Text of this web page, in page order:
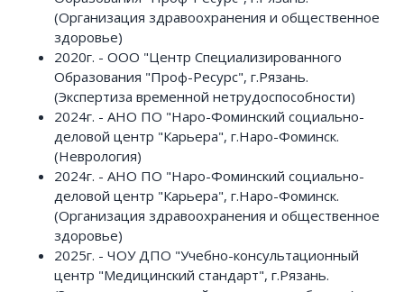
(Организация здравоохранения и общественное
здоровье)
2020г. - ООО "Центр Специализированного
Образования "Проф-Ресурс", г.Рязань.
(Экспертиза временной нетрудоспособности)
2024г. - АНО ПО "Наро-Фоминский социально-
деловой центр "Карьера", г.Наро-Фоминск.
(Неврология)
2024г. - АНО ПО "Наро-Фоминский социально-
деловой центр "Карьера", г.Наро-Фоминск.
(Организация здравоохранения и общественное
здоровье)
2025г. - ЧОУ ДПО "Учебно-консультационный
центр "Медицинский стандарт", г.Рязань.